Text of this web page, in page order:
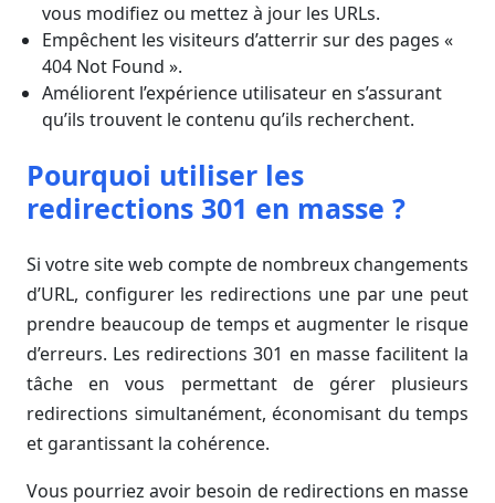
vous modifiez ou mettez à jour les URLs.
Empêchent les visiteurs d’atterrir sur des pages «
404 Not Found ».
Améliorent l’expérience utilisateur en s’assurant
qu’ils trouvent le contenu qu’ils recherchent.
Pourquoi utiliser les
redirections 301 en masse ?
Si votre site web compte de nombreux changements
d’URL, configurer les redirections une par une peut
prendre beaucoup de temps et augmenter le risque
d’erreurs. Les redirections 301 en masse facilitent la
tâche en vous permettant de gérer plusieurs
redirections simultanément, économisant du temps
et garantissant la cohérence.
Vous pourriez avoir besoin de redirections en masse